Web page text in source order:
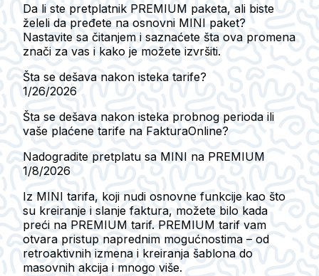
Da li ste pretplatnik PREMIUM paketa, ali biste
želeli da pređete na osnovni MINI paket?
Nastavite sa čitanjem i saznaćete šta ova promena
znači za vas i kako je možete izvršiti.
Šta se dešava nakon isteka tarife?
1/26/2026
Šta se dešava nakon isteka probnog perioda ili
vaše plaćene tarife na FakturaOnline?
Nadogradite pretplatu sa MINI na PREMIUM
1/8/2026
Iz MINI tarifa, koji nudi osnovne funkcije kao što
su kreiranje i slanje faktura, možete bilo kada
preći na PREMIUM tarif. PREMIUM tarif vam
otvara pristup naprednim mogućnostima – od
retroaktivnih izmena i kreiranja šablona do
masovnih akcija i mnogo više.